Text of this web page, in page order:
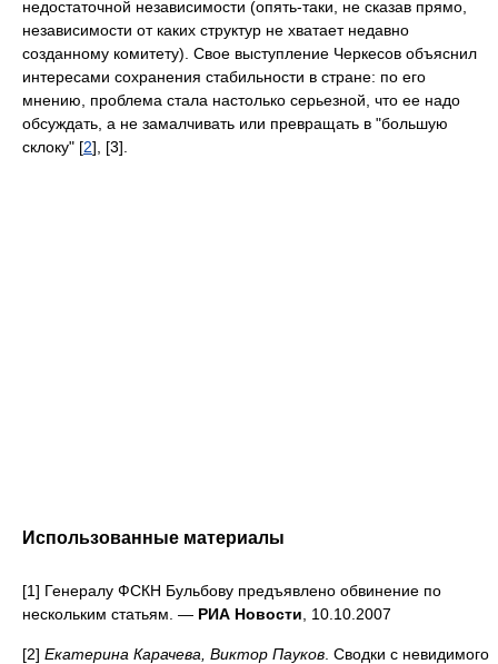
недостаточной независимости (опять-таки, не сказав прямо,
независимости от каких структур не хватает недавно
созданному комитету). Свое выступление Черкесов объяснил
интересами сохранения стабильности в стране: по его
мнению, проблема стала настолько серьезной, что ее надо
обсуждать, а не замалчивать или превращать в "большую
склоку" [2], [3].
Использованные материалы
[1] Генералу ФСКН Бульбову предъявлено обвинение по
нескольким статьям. — РИА Новости , 10.10.2007
[2] Екатерина Карачева, Виктор Пауков . Сводки с невидимого